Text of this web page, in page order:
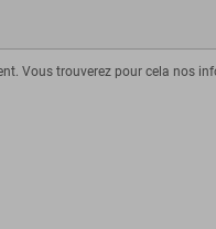
Vous trouverez pour cela nos